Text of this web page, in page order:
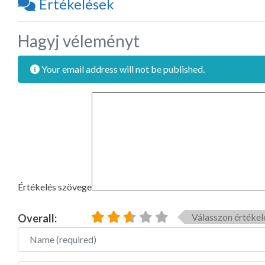
Értékelések
Hagyj véleményt
Your email address will not be published.
Értékelés szövege
Overall:
Válasszon
Name